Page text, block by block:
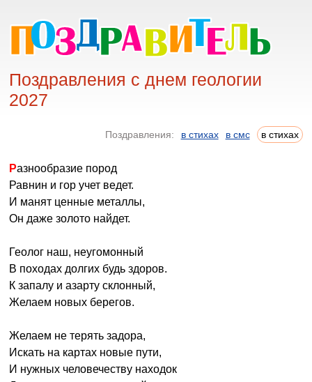
Поздравления с днем геологии
2027
Поздравления: в стихах в смс в стихах
Разнообразие пород
Равнин и гор учет ведет.
И манят ценные металлы,
Он даже золото найдет.
Геолог наш, неугомонный
В походах долгих будь здоров.
К запалу и азарту склонный,
Желаем новых берегов.
Желаем не терять задора,
Искать на картах новые пути,
И нужных человечеству находок